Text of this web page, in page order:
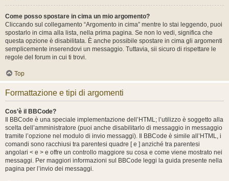
Come posso spostare in cima un mio argomento?
Cliccando sul collegamento “Argomento in cima” mentre lo stai leggendo, puoi
spostarlo in cima alla lista, nella prima pagina. Se non lo vedi, significa che
questa opzione è disabilitata. È anche possibile spostare in cima gli argomenti
semplicemente inserendovi un messaggio. Tuttavia, sii sicuro di rispettare le
regole del forum in cui ti trovi.
Top
Formattazione e tipi di argomenti
Cos’è il BBCode?
Il BBCode è una speciale implementazione dell’HTML; l’utilizzo è soggetto alla
scelta dell’amministratore (puoi anche disabilitarlo di messaggio in messaggio
tramite l’opzione nel modulo di invio messaggi). Il BBCode è simile all’HTML, i
comandi sono racchiusi tra parentesi quadre [ e ] anziché tra parentesi
angolari < e > e offre un controllo maggiore su cosa e come viene mostrato nei
messaggi. Per maggiori informazioni sul BBCode leggi la guida presente nella
pagina per l’invio dei messaggi.